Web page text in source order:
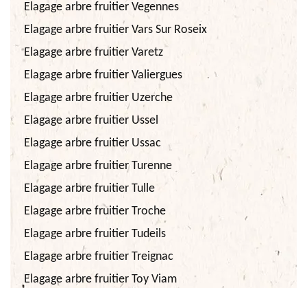
Elagage arbre fruitier Vegennes
Elagage arbre fruitier Vars Sur Roseix
Elagage arbre fruitier Varetz
Elagage arbre fruitier Valiergues
Elagage arbre fruitier Uzerche
Elagage arbre fruitier Ussel
Elagage arbre fruitier Ussac
Elagage arbre fruitier Turenne
Elagage arbre fruitier Tulle
Elagage arbre fruitier Troche
Elagage arbre fruitier Tudeils
Elagage arbre fruitier Treignac
Elagage arbre fruitier Toy Viam